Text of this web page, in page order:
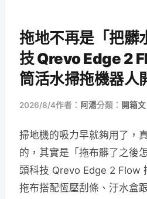
拖地不再是「把髒
技 Qrevo Edge 2
筒活水掃拖機器人
2026/8/4作者： 阿湯分類： 開箱文
掃地機的吸力早就夠用了，
的，其實是「拖布髒了之後
頭科技 Qrevo Edge 2 Flow
拖布搭配恆壓刮條、汙水盒